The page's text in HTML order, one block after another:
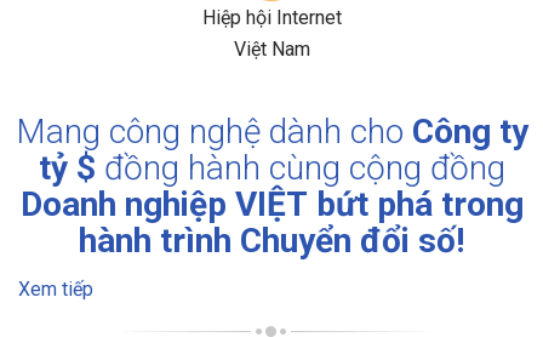
Hiệp hội Internet
Việt Nam
Mang công nghệ dành cho Công ty
tỷ $ đồng hành cùng cộng đồng
Doanh nghiệp VIỆT bứt phá trong
hành trình Chuyển đổi số!
Xem tiếp